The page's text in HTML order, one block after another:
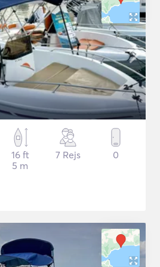
16 ft
5 m
7 Rejs 0